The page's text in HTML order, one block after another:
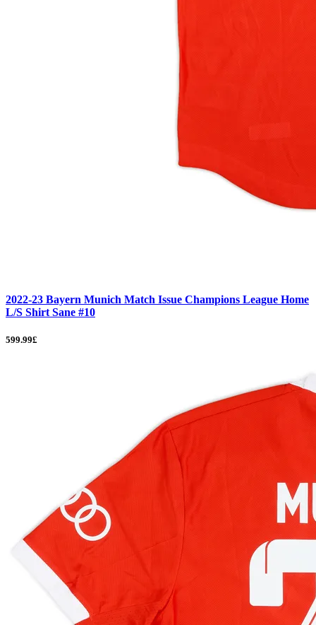
2022-23 Bayern Munich Match Issue Champions League Home
L/S Shirt Sane #10
599.99£